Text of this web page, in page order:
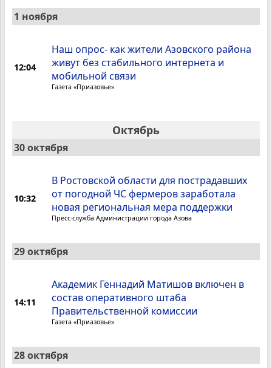
1 ноября
12:04
Наш опрос- как жители Азовского района
живут без стабильного интернета и
мобильной связи
Газета «Приазовье»
Октябрь
30 октября
10:32
В Ростовской области для пострадавших
от погодной ЧС фермеров заработала
новая региональная мера поддержки
Пресс-служба Администрации города Азова
29 октября
14:11
Академик Геннадий Матишов включен в
состав оперативного штаба
Правительственной комиссии
Газета «Приазовье»
28 октября